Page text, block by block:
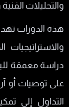
والتحليلات
هذه الدورات
والاستراتيجيات
دراسة معمقة
على توصيات أو
التداول إلى